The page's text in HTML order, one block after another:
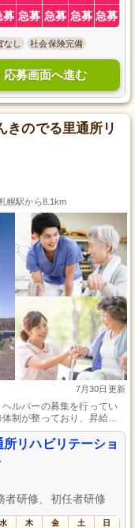
募 急募 急募 急募 急募
なし 社会保険完備
応募画面へ進む
きのでる里通所リ
幌駅から8.1km
7月30日更新
ルパーの募集を行ってい
制が整っており、昇給や
者研修を修了している方
利用者さまの笑顔を支え
バスも出ているため、通
リハビリテーショ
者研修、初任者研修
水 木 金 土 日